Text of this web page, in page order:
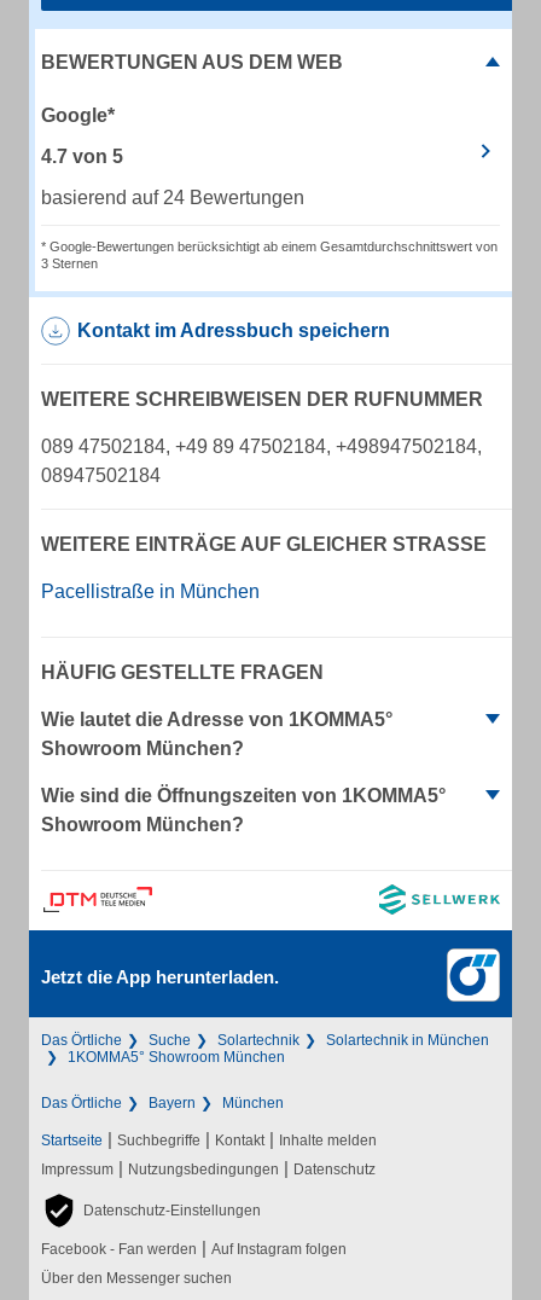
BEWERTUNGEN AUS DEM WEB
Google*
4.7 von 5
basierend auf 24 Bewertungen
* Google-Bewertungen berücksichtigt ab einem Gesamtdurchschnittswert von
3 Sternen
Kontakt im Adressbuch speichern
WEITERE SCHREIBWEISEN DER RUFNUMMER
089 47502184, +49 89 47502184, +498947502184,
08947502184
WEITERE EINTRÄGE AUF GLEICHER STRASSE
Pacellistraße in München
HÄUFIG GESTELLTE FRAGEN
Wie lautet die Adresse von 1KOMMA5°
Showroom München?
Wie sind die Öffnungszeiten von 1KOMMA5°
Showroom München?
Jetzt die App herunterladen.
Das Örtliche Suche Solartechnik
Solartechnik in München
1KOMMA5° Showroom München
Das Örtliche Bayern München
Startseite | Suchbegriffe | Kontakt | Inhalte melden
Impressum | Nutzungsbedingungen | Datenschutz
Datenschutz-Einstellungen
Facebook - Fan werden | Auf Instagram folgen
Über den Messenger suchen